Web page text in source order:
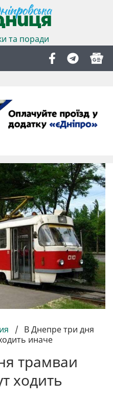
та поради
/ В Днепре три дня
иначе
трамваи
ходить